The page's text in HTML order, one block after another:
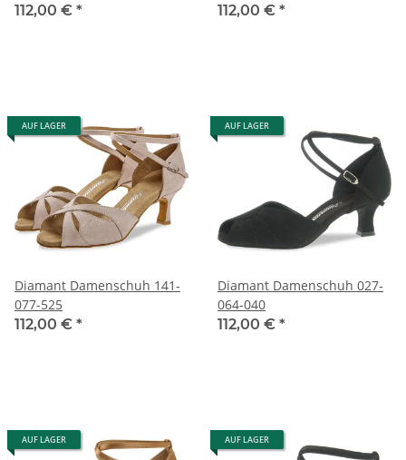
112,00 € *
112,00 € *
AUF LAGER
Diamant Damenschuh 141-
077-525
112,00 € *
AUF LAGER
Diamant Damenschuh 027-
064-040
112,00 € *
AUF LAGER AUF LAGER